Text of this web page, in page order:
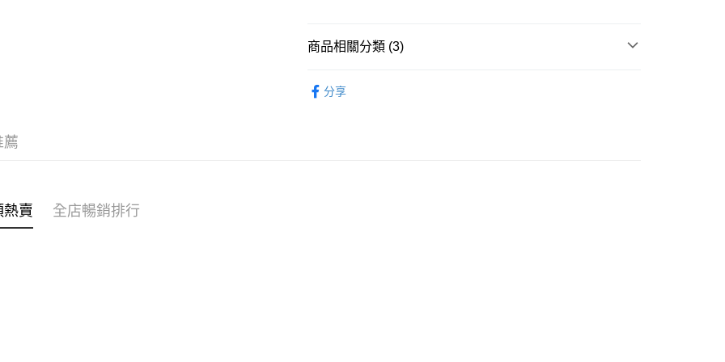
商品相關分類 (3)
分享
薦
賣 全店暢銷排行